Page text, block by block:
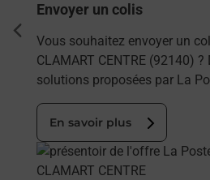
Envoyer un colis
Vous souhaitez envoyer un
CLAMART CENTRE (92140)
solutions proposées par La
En savoir plus
En savoir plus